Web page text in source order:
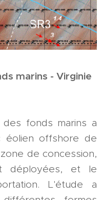
marins - Virginie
fonds marins a
éolien offshore de
de concession,
déployées, et le
L'étude a